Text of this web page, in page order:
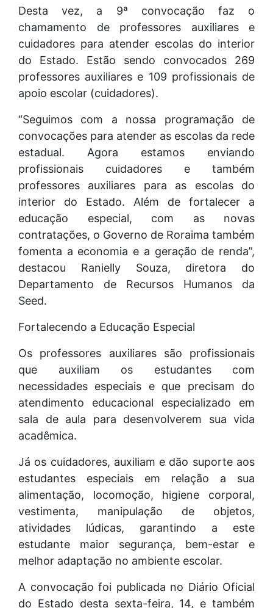
Desta vez, a 9ª convocação faz o
chamamento de professores auxiliares e
cuidadores para atender escolas do interior
do Estado. Estão sendo convocados 269
professores auxiliares e 109 profissionais de
apoio escolar (cuidadores).
“Seguimos com a nossa programação de
convocações para atender as escolas da rede
estadual. Agora estamos enviando
profissionais cuidadores e também
professores auxiliares para as escolas do
interior do Estado. Além de fortalecer a
educação especial, com as novas
contratações, o Governo de Roraima também
fomenta a economia e a geração de renda”,
destacou Ranielly Souza, diretora do
Departamento de Recursos Humanos da
Seed.
Fortalecendo a Educação Especial
Os professores auxiliares são profissionais
que auxiliam os estudantes com
necessidades especiais e que precisam do
atendimento educacional especializado em
sala de aula para desenvolverem sua vida
acadêmica.
Já os cuidadores, auxiliam e dão suporte aos
estudantes especiais em relação a sua
alimentação, locomoção, higiene corporal,
vestimenta, manipulação de objetos,
atividades lúdicas, garantindo a este
estudante maior segurança, bem-estar e
melhor adaptação no ambiente escolar.
A convocação foi publicada no Diário Oficial
do Estado desta sexta-feira, 14, e também